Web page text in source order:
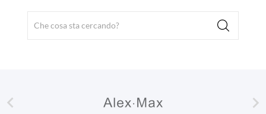
 